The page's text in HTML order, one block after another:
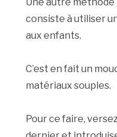
Une autre
consiste à utiliser
aux enfants.
C’est en fait un
matériaux souples.
Pour ce faire,